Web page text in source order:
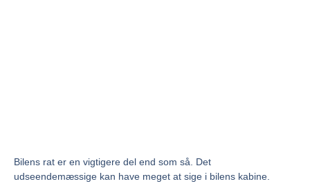
Bilens rat er en vigtigere del end som så. Det
udseendemæssige kan have meget at sige i bilens kabine.